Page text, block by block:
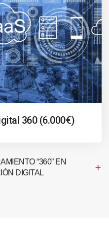
360 (6.000€)
“360” EN
DIGITAL